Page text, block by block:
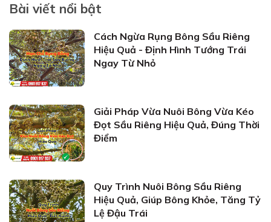
Bài viết nổi bật
Cách Ngừa Rụng Bông Sầu Riêng
Hiệu Quả - Định Hình Tướng Trái
Ngay Từ Nhỏ
Giải Pháp Vừa Nuôi Bông Vừa Kéo
Đọt Sầu Riêng Hiệu Quả, Đúng Thời
Điểm
Quy Trình Nuôi Bông Sầu Riêng
Hiệu Quả, Giúp Bông Khỏe, Tăng Tỷ
Lệ Đậu Trái